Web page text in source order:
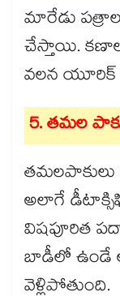
మారేడు
చేస్తాయి. కణాల
వలన యూరిక్
5. తమల
అలాగే
విషపూరిత
బాడీలో ఉండే
వెళ్లిపోతుంది.